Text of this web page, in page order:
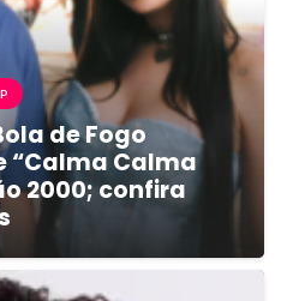
de Fogo
“Calma Calma
2000; confira